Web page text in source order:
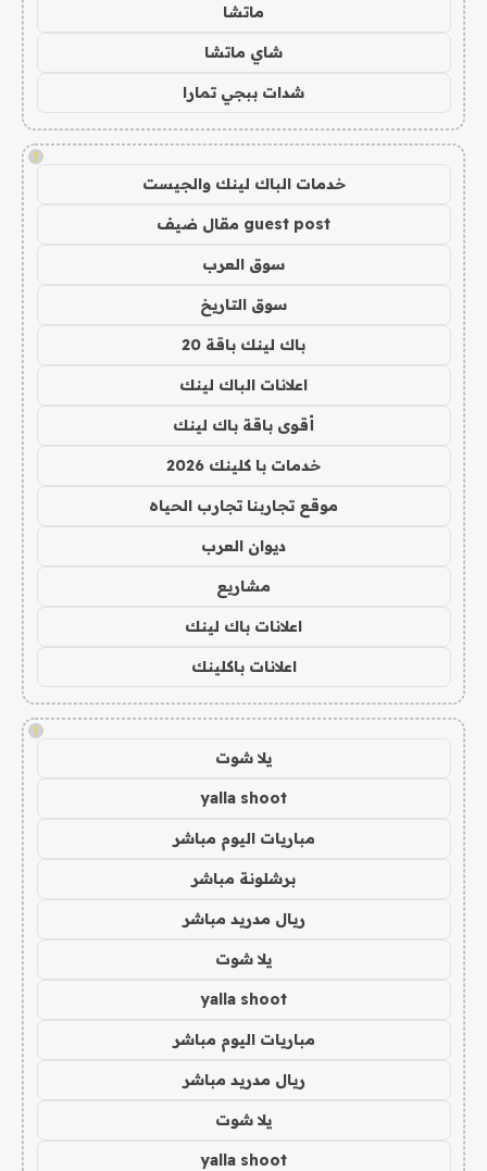
ماتشا
شاي ماتشا
شدات ببجي تمارا
!
خدمات الباك لينك والجيست
guest post مقال ضيف
سوق العرب
سوق التاريخ
باك لينك باقة 20
اعلانات الباك لينك
أقوى باقة باك لينك
خدمات با كلينك 2026
موقع تجاربنا تجارب الحياه
ديوان العرب
مشاريع
اعلانات باك لينك
اعلانات باكلينك
!
يلا شوت
yalla shoot
مباريات اليوم مباشر
برشلونة مباشر
ريال مدريد مباشر
يلا شوت
yalla shoot
مباريات اليوم مباشر
ريال مدريد مباشر
يلا شوت
yalla shoot